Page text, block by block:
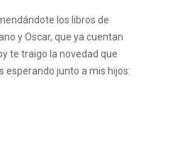
los libros de
y Oscar, que ya cuentan
te traigo la novedad que
esperando junto a mis hijos: